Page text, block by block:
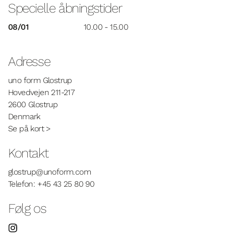
Specielle åbningstider
08/01 10.00 - 15.00
Adresse
uno form Glostrup
Hovedvejen 211-217
2600 Glostrup
Denmark
Se på kort >
Kontakt
glostrup@unoform.com
Telefon: +45 43 25 80 90
Følg os